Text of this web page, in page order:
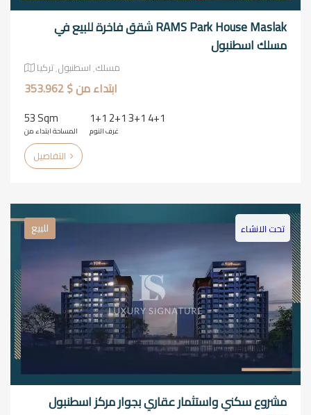
RAMS Park House Maslak شقق فاخرة للبيع في
مسلك اسطنبول
مسلك٬ اسطنبول٬ تركيا
ابتداء من $ 353.962
53 Sqm
المساحة ابتداء من
1+1 2+1 3+1 4+1
غرف النوم
للبيع تحت الانشاء
مشروع سكني واستثمار عقاري بجوار مركز اسطنبول